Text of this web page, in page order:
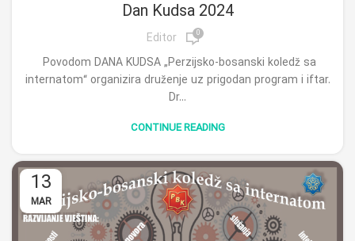
Dan Kudsa 2024
Editor 0
Povodom DANA KUDSA „Perzijsko-bosanski koledž sa
internatom“ organizira druženje uz prigodan program i iftar.
Dr...
CONTINUE READING
13
MAR